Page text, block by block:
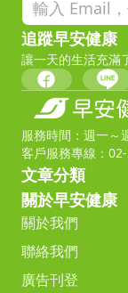
追蹤早安健康
讓一天的生活充滿
服務時間：週一～
客戶服務專線：
文章分類
關於早安健康
關於我們
聯絡我們
廣告刊登